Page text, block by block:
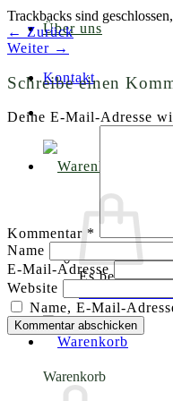
Über uns
Kontakt
Es befinden
Warenkorb
Trackbacks sind
← Zurück
Weiter →
Schreibe einen
Deine E-Mail-Adresse
Kommentar *
Name
E-Mail-Adresse
Website
Name, E-Mail-